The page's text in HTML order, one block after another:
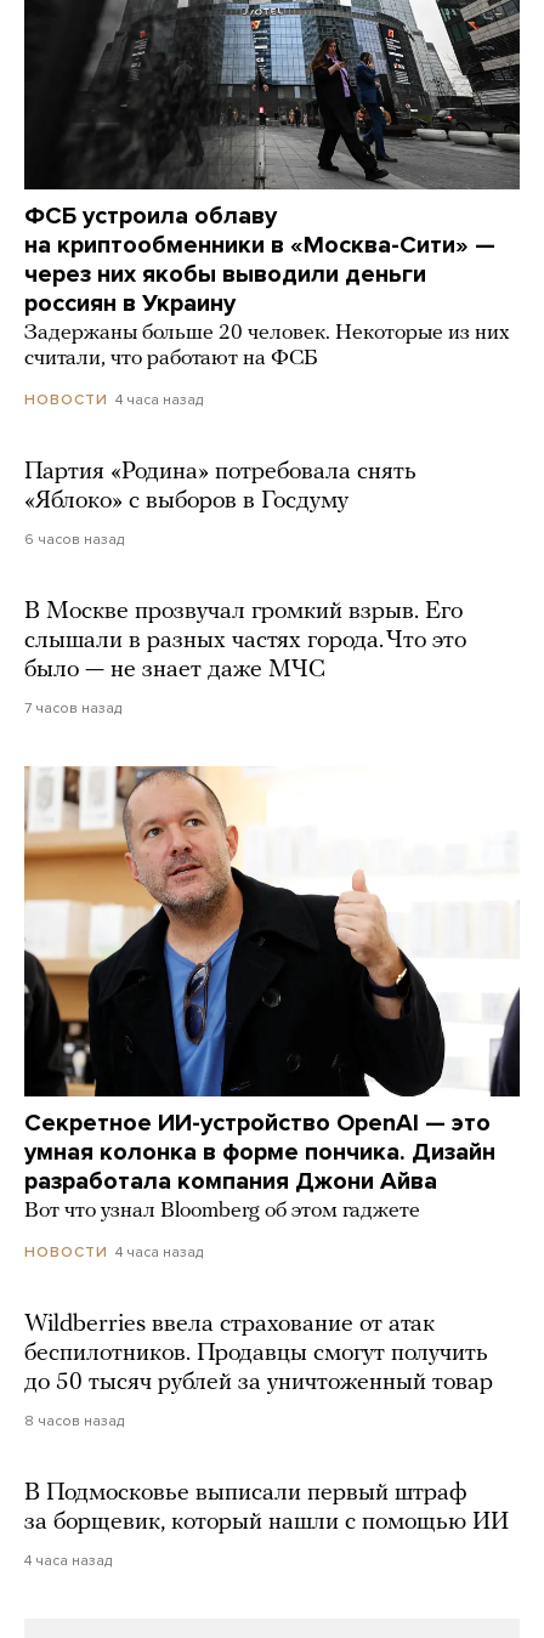
ФСБ устроила облаву
на криптообменники в «Москва-Сити» —
через них якобы выводили деньги
россиян в Украину
Задержаны больше 20 человек. Некоторые из них
считали, что работают на ФСБ
НОВОСТИ 4 часа назад
Партия «Родина» потребовала снять
«Яблоко» с выборов в Госдуму
6 часов назад
В Москве прозвучал громкий взрыв. Его
слышали в разных частях города. Что это
было — не знает даже МЧС
7 часов назад
Секретное ИИ-устройство OpenAI — это
умная колонка в форме пончика. Дизайн
разработала компания Джони Айва
Вот что узнал Bloomberg об этом гаджете
НОВОСТИ 4 часа назад
Wildberries ввела страхование от атак
беспилотников. Продавцы смогут получить
до 50 тысяч рублей за уничтоженный товар
8 часов назад
В Подмосковье выписали первый штраф
за борщевик, который нашли с помощью ИИ
4 часа назад